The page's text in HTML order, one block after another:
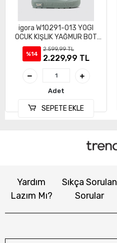
igora W10291-013 YOGI
OCUK KIŞLIK YAĞMUR BOT
ÇİZME
%14
2.599,99 TL
2.229,99 TL
Adet
SEPETE EKLE
Yardım
Lazım Mı?
Sıkça Sorulan
Sorular